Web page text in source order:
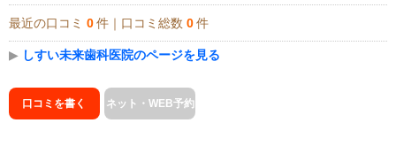
最近の口コミ 0 件｜口コミ総数 0 件
▶ しすい未来歯科医院のページを見る
口コミを書く ネット・WEB予約